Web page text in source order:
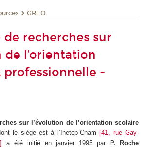
GREO
de recherches sur
de l’orientation
professionnelle -
sur l’évolution de l’orientation scolaire
le siège est à l’Inetop-Cnam [41, rue Gay-
a été initié en janvier 1995 par P. Roche